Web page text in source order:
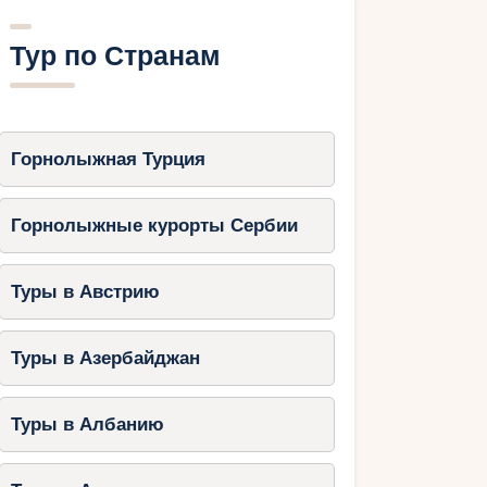
Тур по Странам
Горнолыжная Турция
Горнолыжные курорты Сербии
Туры в Австрию
Туры в Азербайджан
Туры в Албанию